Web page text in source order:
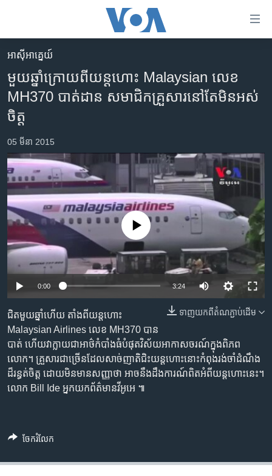
គេហទំព័រ​
ទាក់ទង
រំលង​
និង​
ចូល​
ទំព័រ​
ព័ត៌មាន​​
តែ​
ម្តង
រំលង​
និង​
ទៅ​
ទំព័រ​
រចនា
សម្ព័ន្ធ​
និង​
ចូល​
ទៅ​
កាន់​
ទំព័រ​
ស្វែង​
កម្ពុជា
អន្តរជាតិ
អាមេរិក
ហេឡូវីអូអេ
កម្ពុជាច្នៃប្រតិដ្ឋ
ព្រឹត្តិការណ៍ព័ត៌មាន
ទូរទស្សន៍ / វីដេអូ​
វិទ្យុ / ផតខាសថ៍
កម្មវិធីទាំងអស់
Khmer English
បណ្តាញ​សង្គម
ភាសា
អាស៊ី​អាគ្នេយ៍
មួយឆ្នាំ​ក្រោយពី​យន្តហោះ​ Malaysian ​លេខ​
MH370​ បាត់ដាន​ សមាជិក​គ្រួសារ​នៅតែ​មិន​អស់
ចិត្ត
05 មីនា 2015
No media source currently available
0:00 3:24
ទាញ​យក​ពី​តំណភ្ជាប់​ដើម
ជិតមួយ​ឆ្នាំ​ហើយ​ តាំង​ពី​យន្តហោះ​
Malaysian Airlines ​លេខ​ MH370​ បាន​
បាត់​ ហើយ​វា​ក្លាយ​​​ជា​អាថ៌​កំបាំង​ធំបំផុត​វិស័យ​អាកាសចរណ៍​ក្នុង​ពិភព​
លោក។​ គ្រួសារជា​ច្រើន​ដែល​សាច់ញាតិ​ជិះ​យន្តហោះ​នោះ​​កំពុង​រង់ចាំដំណឹង​
ដ៏​រន្ធត់ចិត្ត ​ដោយ​មិនមាន​សញ្ញា​ថា ​អាច​នឹង​ដឹង​ការណ៍​ពិត​អំពី​យន្ត​ហោះ​នេះ។​
លោក​ Bill Ide ​អ្នកយក​ព័ត៌មាន​វីអូអេ​ ៕
ចែករំលែក